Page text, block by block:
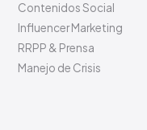
Contenidos Social
Influencer Marketing
RRPP & Prensa
Manejo de Crisis